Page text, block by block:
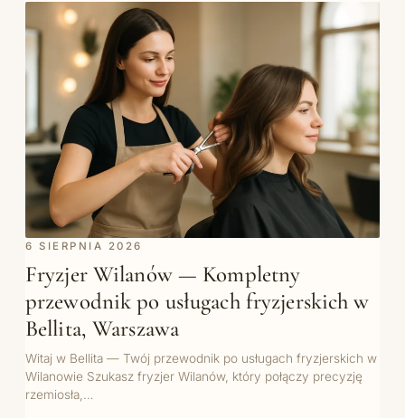
6 SIERPNIA 2026
Fryzjer Wilanów — Kompletny
przewodnik po usługach fryzjerskich w
Bellita, Warszawa
Witaj w Bellita — Twój przewodnik po usługach fryzjerskich w
Wilanowie Szukasz fryzjer Wilanów, który połączy precyzję
rzemiosła,…